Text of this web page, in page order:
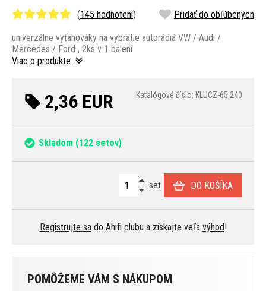
(145 hodnotení) Pridať do obľúbených
univerzálne vyťahováky na vybratie autorádiá VW / Audi /
Mercedes / Ford , 2ks v 1 balení
Viac o produkte
2,36 EUR Katalógové číslo: KLUCZ-65.240
Skladom (122 setov)
set DO KOŠÍKA
Registrujte sado Ahifi clubu a získajte veľa výhod!
POMÔŽEME VÁM S NÁKUPOM